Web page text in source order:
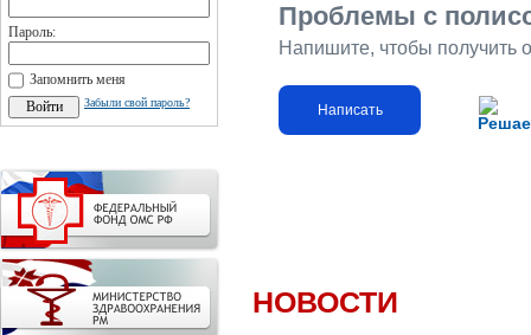
Пароль:
Запомнить меня
Забыли свой пароль?
Проблемы с
Напишите, чтобы получить
Написать
НОВОСТИ